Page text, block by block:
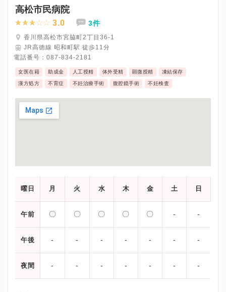
※診療科によってスケジュールが異なる可能性がございます。
受診前には必ずクリニックHPを確認、または直接お問い合わせく
高松市民病院
3.0 3件
香川県高松市宮脇町2丁目36-1
JR高徳線 昭和町駅 徒歩11分
電話番号： 087-834-2181
女医在籍 助成金 人工授精 体外受精 顕微授精 凍結保存
漢方処方 不育症 不妊治療手術 腹腔鏡手術 不妊検査
曜日 月 火 水 木 金 土 日
午前 〇 〇 〇 〇 〇 - -
午後 - - - - - - -
夜間 - - - - - - -